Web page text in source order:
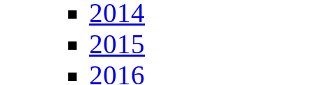
2014
2015
2016